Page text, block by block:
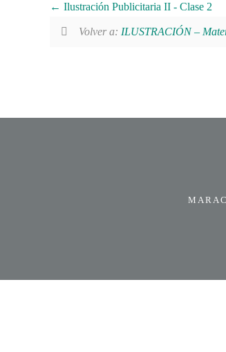
Ilustración Publicitaria II - Clase 2
Volver a: ILUSTRACIÓN –